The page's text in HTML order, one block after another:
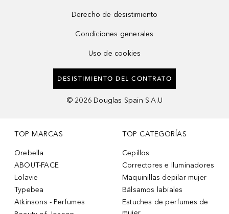
Derecho de desistimiento
Condiciones generales
Uso de cookies
DESISTIMIENTO DEL CONTRATO
© 2026 Douglas Spain S.A.U
TOP MARCAS
Orebella
ABOUT-FACE
Lolavie
Typebea
Atkinsons - Perfumes
TOP CATEGORÍAS
Cepillos
Correctores e Iluminadores
Maquinillas depilar mujer
Bálsamos labiales
Estuches de perfumes de